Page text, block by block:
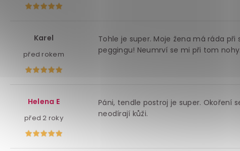
Karel
před rokem
Tohle je super. Moje žena má ráda
peggingu! Neumrví se mi při tom nohy.
Helena E
před 2 roky
Páni, tendle postroj je super. Okoření
neodírají kůži.